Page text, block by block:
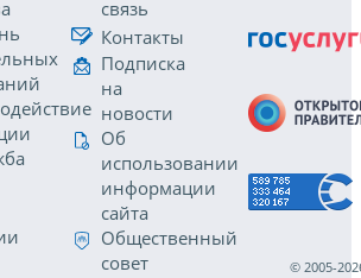
связь
Контакты
Подписка
на
новости
Об
использовании
информации
сайта
Общественный
совет
© 2005-